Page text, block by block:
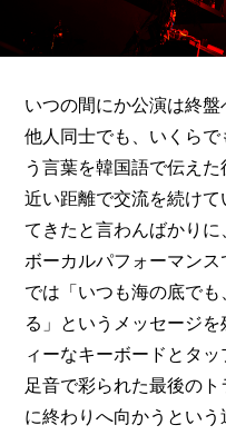
いつの間にか公演は終
他人同士でも、いくら
う言葉を韓国語で伝え
近い距離で交流を続け
てきたと言わんばかり
ボーカルパフォーマン
では「いつも海の底で
る」というメッセージ
ィーなキーボードとタ
足音で彩られた最後の
に終わりへ向かうとい